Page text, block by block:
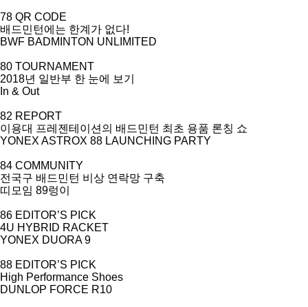
78 QR CODE
배드민턴에는 한계가 없다!
BWF BADMINTON UNLIMITED
80 TOURNAMENT
2018년 일반부 한 눈에 보기
In & Out
82 REPORT
이용대 프레젠테이션의 배드민턴 최초 용품 론칭 쇼
YONEX ASTROX 88 LAUNCHING PARTY
84 COMMUNITY
전국구 배드민턴 비상 연락망 구축
띠모임 89렁이
86 EDITOR’S PICK
4U HYBRID RACKET
YONEX DUORA 9
88 EDITOR’S PICK
High Performance Shoes
DUNLOP FORCE R10